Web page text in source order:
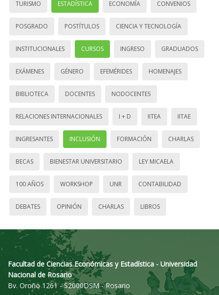
TURISMO ESTADÍSTICA ECONOMÍA CONVENIOS
POSGRADO POSTÍTULOS CIENCIA Y TECNOLOGÍA
INSTITUCIONALES CURSOS INGRESO GRADUADOS
EXÁMENES GÉNERO EFEMÉRIDES HOMENAJES
BIBLIOTECA DOCENTES NODOCENTES
RELACIONES INTERNACIONALES I + D IITEA IITAE
INGRESANTES INCLUSIÓN FORMACIÓN CHARLAS
BECAS BIENESTAR UNIVERSITARIO LEY MICAELA
100 AÑOS WORKSHOP UNR CONTABILIDAD
DEBATES OPINIÓN CHARLAS LIBROS
Facultad de Ciencias Económicas y Estadística - Universidad
Nacional de Rosario
Bv. Oroño 1261 - S2000DSM - Rosario